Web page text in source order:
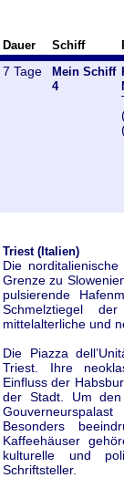
Dauer Schiff
7 Tage
Mein Schiff
4
Triest (Italien)
Die
Grenze zu
pulsierende
Schmelztiegel
mittelalterliche und
Die Piazza
Triest. Ihre
Einfluss der
der Stadt. Um
Besonders
Kaffeehäuser
kulturelle und
Schriftsteller.